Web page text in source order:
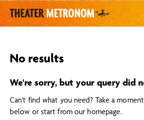
No results
We're sorry, but your query did
Can't find what you need? Take a
below or start from our homepage.